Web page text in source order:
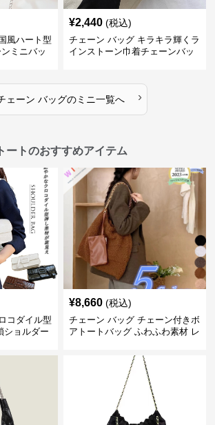
風ハート型
ミニバッ
¥2,440 (税込)
チェーン バッグ キラキラ輝くラ
インストーン巾着チェーンバッ
ェーン バッグのミニ一覧へ ›
ートのおすすめアイテム
コダイル型
ショルダー
¥8,660 (税込)
チェーン バッグ チェーン付きボ
アトートバッグ ふわふわ素材 レ